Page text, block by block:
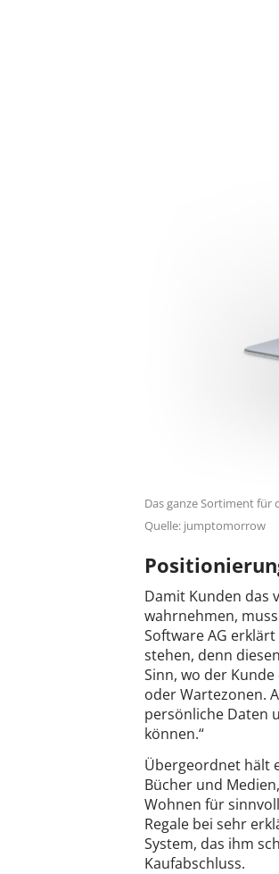
Das ganze Sortiment für
Quelle: jumptomorrow
Damit Kunden das
wahrnehmen,
Software AG
stehen, denn
Sinn, wo der
oder Wartezonen.
persönliche Daten
können.“
Übergeordnet hält
Bücher und
Wohnen für
Regale bei sehr
System, das ihm
Kaufabschluss.